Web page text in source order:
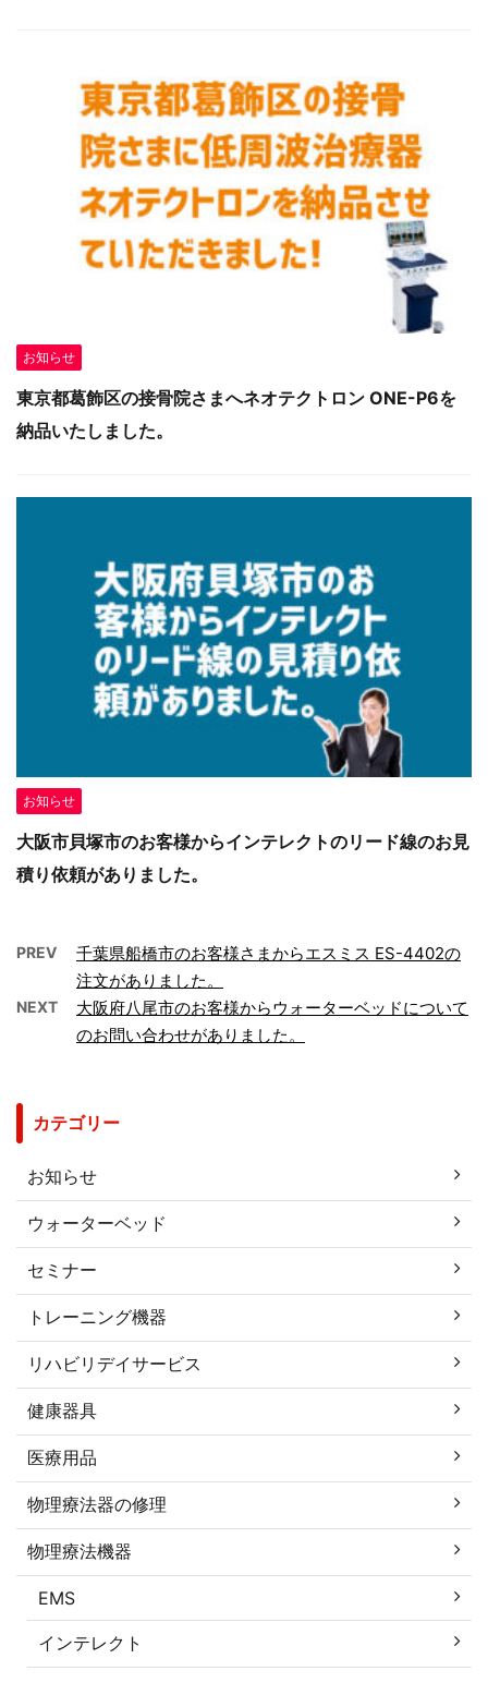
お知らせ
東京都葛飾区の接骨院さまへネオテクトロン ONE-P6を
納品いたしました。
お知らせ
大阪市貝塚市のお客様からインテレクトのリード線のお見
積り依頼がありました。
PREV
千葉県船橋市のお客様さまからエスミス ES-4402の
注文がありました。
NEXT
大阪府八尾市のお客様からウォーターベッドについて
のお問い合わせがありました。
カテゴリー
お知らせ
ウォーターベッド
セミナー
トレーニング機器
リハビリデイサービス
健康器具
医療用品
物理療法器の修理
物理療法機器
EMS
インテレクト